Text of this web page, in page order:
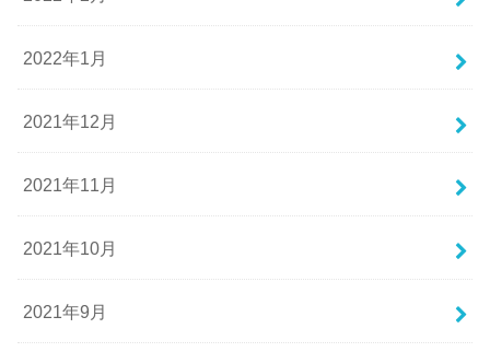
2022年1月
2021年12月
2021年11月
2021年10月
2021年9月